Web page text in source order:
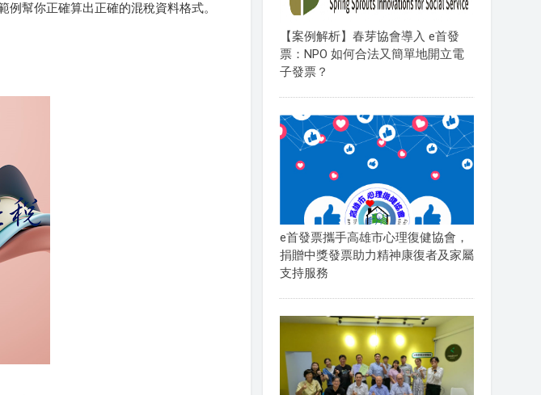
幫你正確算出正確的混稅資料格式。
【案例解析】春芽協會導入 e首發
票：NPO 如何合法又簡單地開立電
子發票？
e首發票攜手高雄市心理復健協會，
捐贈中獎發票助力精神康復者及家屬
支持服務